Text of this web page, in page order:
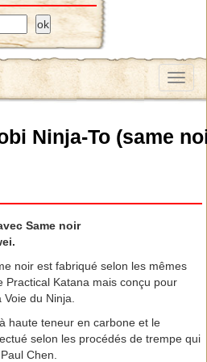
Menu
Ninja-To (same
Same noir
noir est fabriqué selon les mêmes
Practical Katana mais conçu pour
du Ninja.
haute teneur en carbone et le
selon les procédés de trempe qui
Chen.